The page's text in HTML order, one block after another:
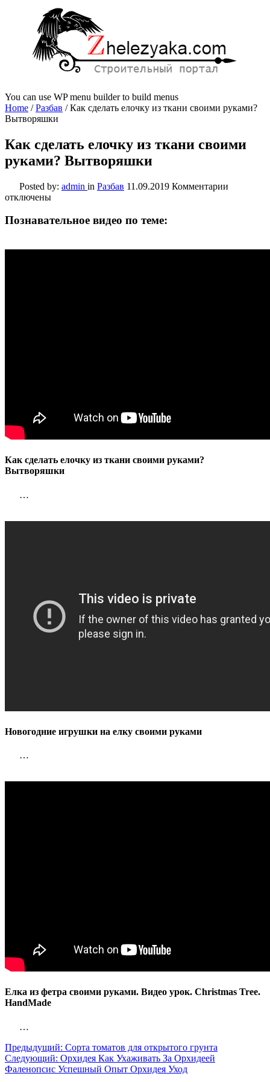
You can use WP menu builder to build menus
Home /Разбав /Как сделать елочку из ткани своими руками?
Вытворяшки
Как сделать елочку из ткани своими
руками? Вытворяшки
Posted by: admin in Разбав 11.09.2019 Комментарии
ткани
отключены
Познавательное видео по теме:
Как сделать елочку из ткани своими руками?
Вытворяшки
…
Новогодние игрушки на елку своими руками
…
Елка из фетра своими руками. Видео урок. Christmas Tree.
HandMade
…
Предыдущий: Сорта томатов для открытого грунта
Следующий: Орхидея Как Ухаживать За Орхидеей
Фаленопсис Успешный Опыт Орхидея Уход